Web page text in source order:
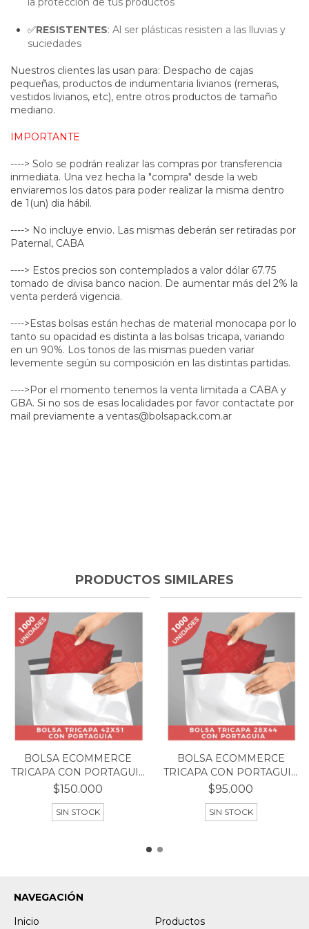
✅⁠RESISTENTES: Al ser plásticas resisten a las lluvias y
suciedades
Nuestros clientes las usan para: Despacho de cajas
pequeñas, productos de indumentaria livianos (remeras,
vestidos livianos, etc), entre otros productos de tamaño
mediano.
IMPORTANTE
----> Solo se podrán realizar las compras por transferencia
inmediata. Una vez hecha la "compra" desde la web
enviaremos los datos para poder realizar la misma dentro
de 1(un) dia hábil.
----> No incluye envio. Las mismas deberán ser retiradas por
Paternal, CABA
----> Estos precios son contemplados a valor dólar 67.75
tomado de divisa banco nacion. De aumentar más del 2% la
venta perderá vigencia.
---->Estas bolsas están hechas de material monocapa por lo
tanto su opacidad es distinta a las bolsas tricapa, variando
en un 90%. Los tonos de las mismas pueden variar
levemente según su composición en las distintas partidas.
---->Por el momento tenemos la venta limitada a CABA y
GBA. Si no sos de esas localidades por favor contactate por
mail previamente a ventas@bolsapack.com.ar
PRODUCTOS SIMILARES
BOLSA ECOMMERCE
TRICAPA CON PORTAGUIA
TA...
$150.000
SIN STOCK
BOLSA ECOMMERCE
TRICAPA CON PORTAGUIA
TA...
$95.000
SIN STOCK
NAVEGACIÓN
Inicio
Productos